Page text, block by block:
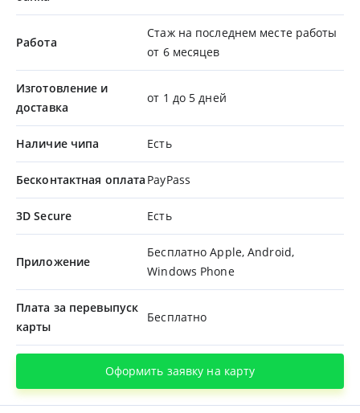
Работа
Стаж на последнем месте работы
от 6 месяцев
Изготовление и
доставка
от 1 до 5 дней
Наличие чипа Есть
Бесконтактная оплата PayPass
3D Secure Есть
Приложение
Бесплатно Apple, Android,
Windows Phone
Плата за перевыпуск
карты
Бесплатно
Оформить заявку на карту